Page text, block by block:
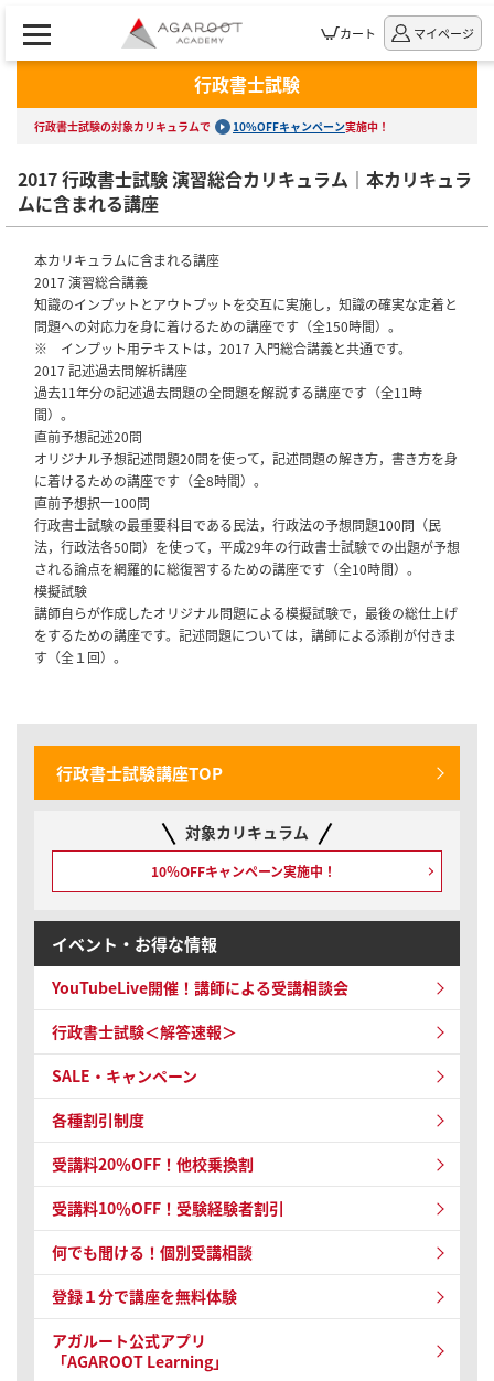
カート マイページ
行政書士試験
行政書士試験の対象カリキュラムで 10%OFFキャンペーン実施中！
2017 行政書士試験 演習総合カリキュラム｜本カリキュラ
ムに含まれる講座
本カリキュラムに含まれる講座
2017 演習総合講義
知識のインプットとアウトプットを交互に実施し，知識の確実な定着と
問題への対応力を身に着けるための講座です（全150時間）。
※ インプット用テキストは，2017 入門総合講義と共通です。
2017 記述過去問解析講座
過去11年分の記述過去問題の全問題を解説する講座です（全11時
間）。
直前予想記述20問
オリジナル予想記述問題20問を使って，記述問題の解き方，書き方を身
に着けるための講座です（全8時間）。
直前予想択一100問
行政書士試験の最重要科目である民法，行政法の予想問題100問（民
法，行政法各50問）を使って，平成29年の行政書士試験での出題が予想
される論点を網羅的に総復習するための講座です（全10時間）。
模擬試験
講師自らが作成したオリジナル問題による模擬試験で，最後の総仕上げ
をするための講座です。記述問題については，講師による添削が付きま
す（全１回）。
行政書士試験講座TOP
対象カリキュラム
10％OFFキャンペーン実施中！
イベント・お得な情報
YouTubeLive開催！ 講師による受講相談会
行政書士試験＜解答速報＞
SALE・キャンペーン
各種割引制度
受講料20％OFF！他校乗換割
受講料10％OFF！ 受験経験者割引
何でも聞ける！個別受講相談
登録１分で講座を無料体験
アガルート公式アプリ
「AGAROOT Learning」